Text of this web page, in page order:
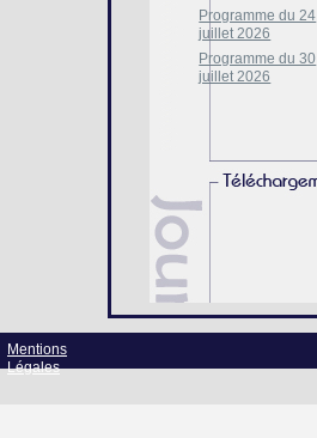
Programme du 24
juillet 2026
Programme du 30
juillet 2026
Mentions
Légales